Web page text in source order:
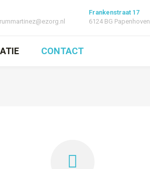
Frankenstraat 17
6124 BG Papenhoven
CONTACT